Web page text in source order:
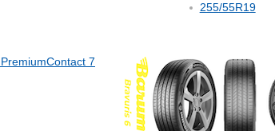
255/55R19